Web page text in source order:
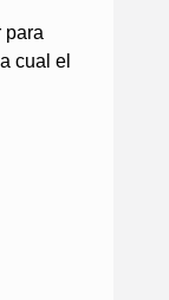
para
cual el